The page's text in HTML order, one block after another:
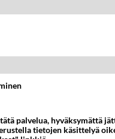
palvelua, hyväksymättä
tietojen käsittelyä